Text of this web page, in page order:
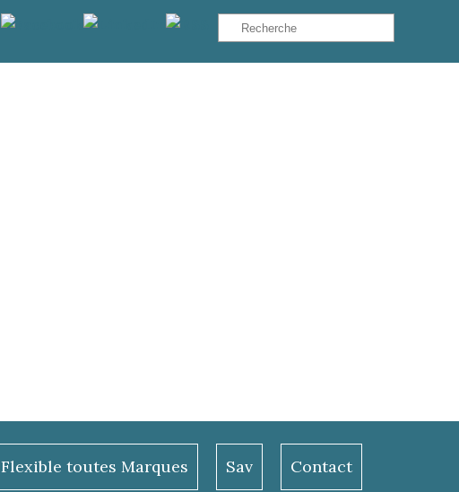
Flexible toutes Marques Sav Contact